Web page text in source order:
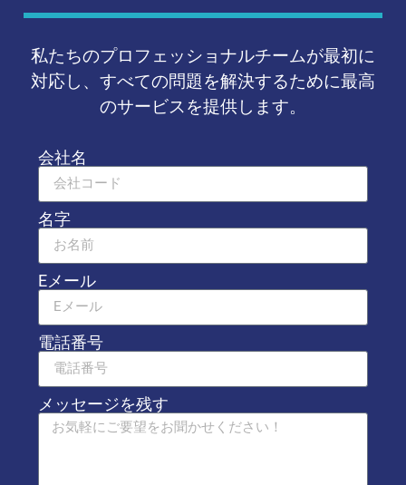
私たちのプロフェッショナルチームが最初に
対応し、すべての問題を解決するために最高
のサービスを提供します。
会社名
名字
Eメール
電話番号
メッセージを残す